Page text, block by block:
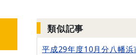
類似記事
平成29年度10月分八幡